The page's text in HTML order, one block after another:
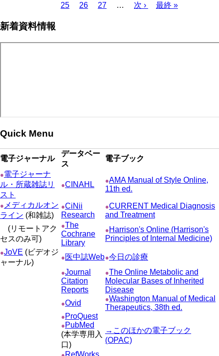
ジ
ー
ペ
レ
Page
25 Page
26 Page
27 …
次
次 ›
最
最終 »
新着資料情報
Quick Menu
電子ジャーナル
データベー
ス
電子ブック
●電子ジャーナ
ル・所蔵雑誌リ
スト
●CINAHL ●AMA Manual of Style Online,
11th ed.
● メディカルオン
ライン (和雑誌)
●CiNii
Research
●CURRENT Medical Diagnosis
and Treatment
(リモートアク
セスのみ可)
●The
Cochrane
Library
● Harrison's Online (Harrison's
Principles of Internal Medicine)
●JoVE (ビデオジ
ャーナル)
● 医中誌Web●今日の診療
●Journal
Citation
Reports
●The Online Metabolic and
Molecular Bases of Inherited
Disease
●Ovid ●Washington Manual of Medical
Therapeutics, 38th ed.
● ProQuest
● PubMed
(本学専用入
口)
→このほかの電子ブック
(OPAC)